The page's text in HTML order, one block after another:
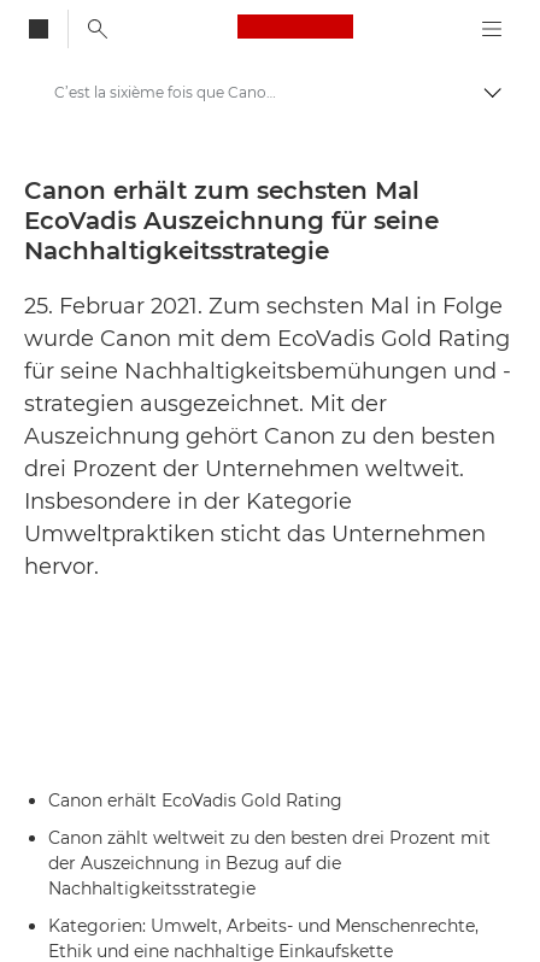
Canon Logo, back
Presse
Communiqués de presse - Centre de presse Canon
C’est la sixième fois que Canon reçoit une distinction EcoVadis pour sa stratégie de développement durable - Centre de presse Canon
Canon erhält zum sechsten Mal
EcoVadis Auszeichnung für seine
Nachhaltigkeitsstrategie
25. Februar 2021. Zum sechsten Mal in Folge
wurde Canon mit dem EcoVadis Gold Rating
für seine Nachhaltigkeitsbemühungen und -
strategien ausgezeichnet. Mit der
Auszeichnung gehört Canon zu den besten
drei Prozent der Unternehmen weltweit.
Insbesondere in der Kategorie
Umweltpraktiken sticht das Unternehmen
hervor.
Canon erhält EcoVadis Gold Rating
Canon zählt weltweit zu den besten drei Prozent mit
der Auszeichnung in Bezug auf die
Nachhaltigkeitsstrategie
Kategorien: Umwelt, Arbeits- und Menschenrechte,
Ethik und eine nachhaltige Einkaufskette